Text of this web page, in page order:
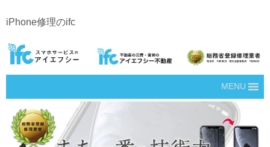
iPhone修理のifc
MENU